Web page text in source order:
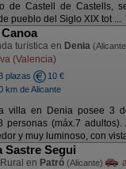
de Castell de Castells,
pueblo del Siglo XIX tot ...
turística en Denia
(Valencia)
plazas
10 €
km de Alicante
villa en Denia posee 3
personas (máx.7 adultos).
y muy luminoso, con
Sastre Segui
en Patró (Alicante)